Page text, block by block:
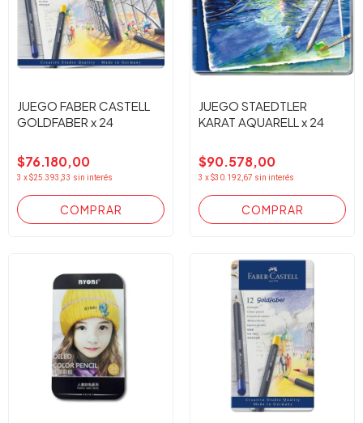
JUEGO FABER CASTELL
GOLDFABER x 24
$76.180,00
3 x$25.393,33 sin interés
JUEGO STAEDTLER
KARAT AQUARELL x 24
$90.578,00
3 x$30.192,67 sin interés